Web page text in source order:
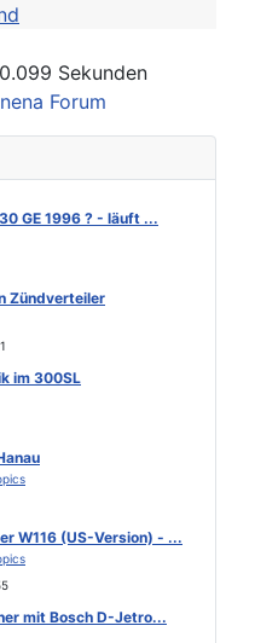
Sekunden
Forum
GE 1996 ? - läuft ...
Zündverteiler
im 300SL
W116 (US-Version) - ...
mit Bosch D-Jetro...